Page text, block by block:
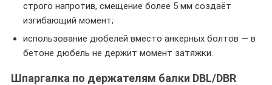
строго напротив, смещение более 5 мм создаёт
изгибающий момент;
использование дюбелей вместо анкерных болтов — в
бетоне дюбель не держит момент затяжки.
Шпаргалка по держателям балки DBL/DBR